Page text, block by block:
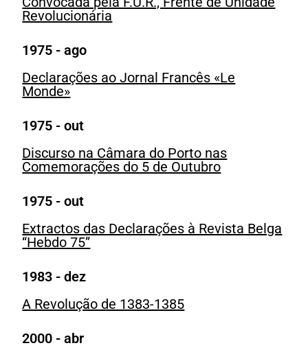
Revolucionária
1975 - ago
Declarações ao Jornal Francês «Le
Monde»
1975 - out
Discurso na Câmara do Porto nas
Comemorações do 5 de Outubro
1975 - out
Extractos das Declarações à Revista Belga
“Hebdo 75”
1983 - dez
A Revolução de 1383-1385
2000 - abr